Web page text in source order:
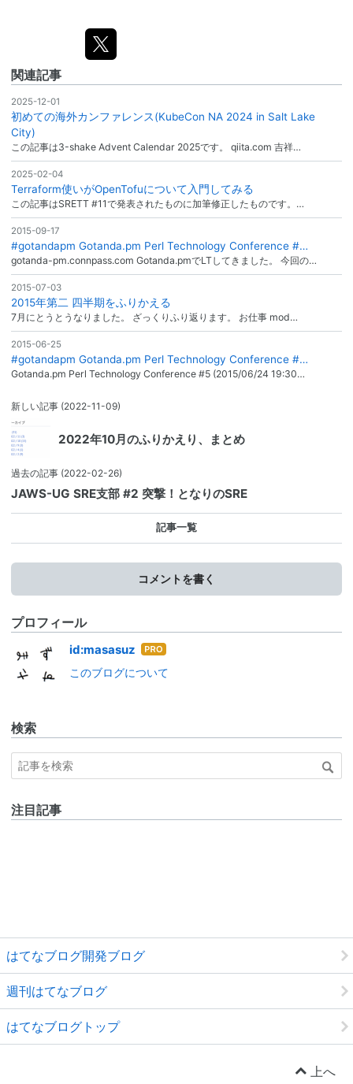
関連記事
2025-12-01
初めての海外カンファレンス(KubeCon NA 2024 in Salt Lake
City)
この記事は3-shake Advent Calendar 2025です。 qiita.com 吉祥…
2025-02-04
Terraform使いがOpenTofuについて入門してみる
この記事はSRETT #11で発表されたものに加筆修正したものです。…
2015-09-17
#gotandapm Gotanda.pm Perl Technology Conference #…
gotanda-pm.connpass.com Gotanda.pmでLTしてきました。 今回の…
2015-07-03
2015年第二 四半期をふりかえる
7月にとうとうなりました。 ざっくりふり返ります。 お仕事 mod…
2015-06-25
#gotandapm Gotanda.pm Perl Technology Conference #…
Gotanda.pm Perl Technology Conference #5 (2015/06/24 19:30…
新しい記事 (2022-11-09)
2022年10月のふりかえり、まとめ
過去の記事 (2022-02-26)
JAWS-UG SRE支部 #2 突撃！となりのSRE
記事一覧
コメントを書く
プロフィール
id:masasuz はて
ログ
このブログについて
検索
注目記事
はてなブログ開発ブログ
週刊はてなブログ
はてなブログトップ
上へ